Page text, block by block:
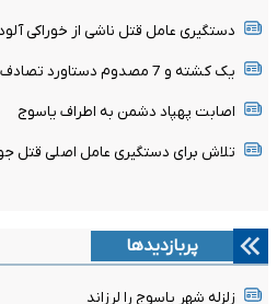
دستگیری عامل قتل ناشی از خوراکی
یک کشته و 7 مصدوم دستاورد تصادف زنجیره‌ای در شهرستان گچساران
اصابت پهپاد دشمن به اطراف یاسوج
تلاش برای دستگیری عامل اصلی قتل جوان ۲۲ ساله دهدشتی
پربازدیدها
زلزله شهر یاسوج را لرزاند